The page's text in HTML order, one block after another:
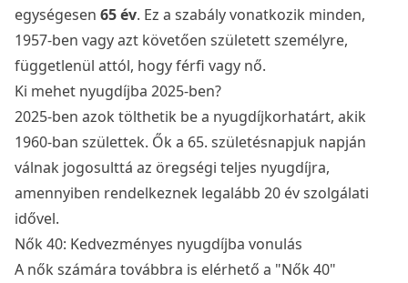
egységesen 65 év. Ez a szabály vonatkozik minden,
1957-ben vagy azt követően született személyre,
függetlenül attól, hogy férfi vagy nő.
Ki mehet nyugdíjba 2025-ben?
2025-ben azok tölthetik be a nyugdíjkorhatárt, akik
1960-ban születtek. Ők a 65. születésnapjuk napján
válnak jogosulttá az öregségi teljes nyugdíjra,
amennyiben rendelkeznek legalább 20 év szolgálati
idővel.
Nők 40: Kedvezményes nyugdíjba vonulás
A nők számára továbbra is elérhető a "Nők 40"